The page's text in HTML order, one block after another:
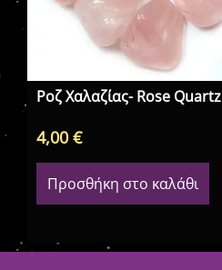
Ροζ Χαλαζίας- Rose Quartz
4,00€
Προσθήκη στο καλάθι